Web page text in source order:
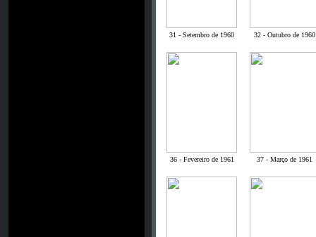
31 - Setembro de 1960 32 - Outubro de 1960
36 - Fevereiro de 1961 37 - Março de 1961